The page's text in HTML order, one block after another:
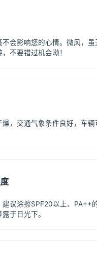
不会影响您的心情。微风，虽
不要错过机会呦！
燥，交通气象条件良好，车辆
议涂擦SPF20以上、PA++
于日光下。